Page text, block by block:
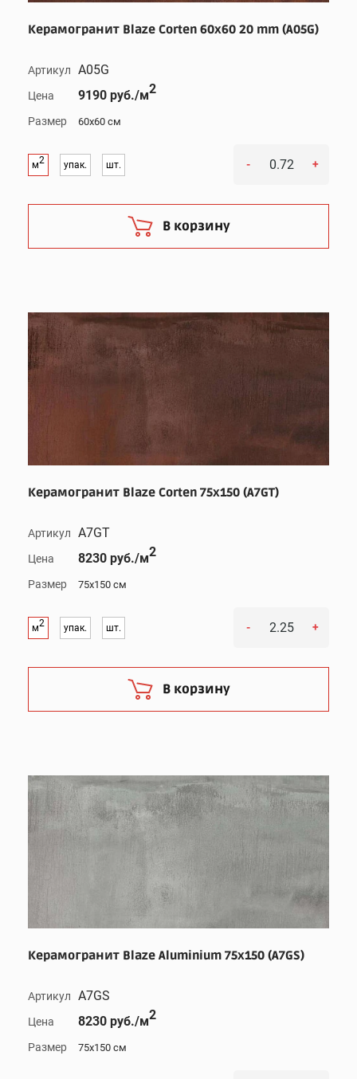
Керамогранит Blaze Corten 60x60 20 mm (A05G)
Артикул A05G
Цена 9190 руб./м2
Размер 60x60 см
м2 упак. шт. - +
В корзину
Керамогранит Blaze Corten 75x150 (A7GT)
Артикул A7GT
Цена 8230 руб./м2
Размер 75x150 см
м2 упак. шт. - +
В корзину
Керамогранит Blaze Aluminium 75x150 (A7GS)
Артикул A7GS
Цена 8230 руб./м2
Размер 75x150 см